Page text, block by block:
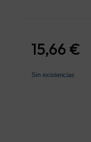
15,66 €
Sin existencias